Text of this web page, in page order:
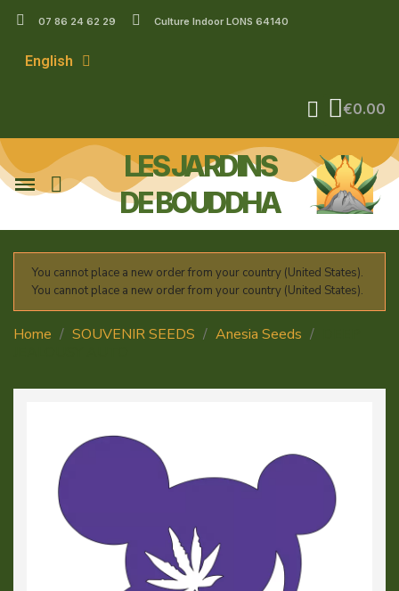
07 86 24 62 29 Culture Indoor LONS 64140
English
€0.00
LES JARDINS
DE BOUDDHA
You cannot place a new order from your country (United States).
You cannot place a new order from your country (United States).
Home SOUVENIR SEEDS Anesia Seeds